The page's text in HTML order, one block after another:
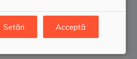
Setări Acceptă